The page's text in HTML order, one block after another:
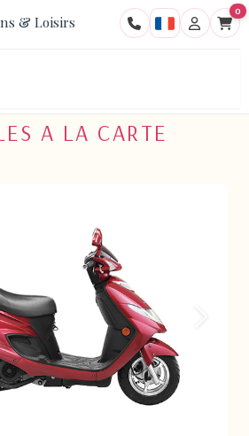
& Loisirs
0
A LA CARTE